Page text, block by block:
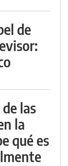
de
las
la
qué es